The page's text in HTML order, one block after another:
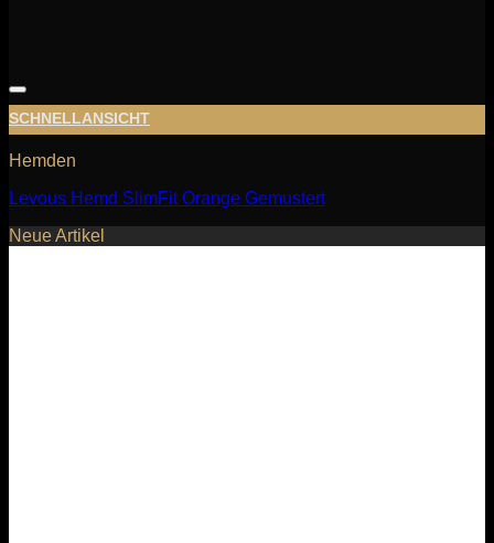
SCHNELLANSICHT
Hemden
Levous Hemd SlimFit Orange Gemustert
Neue Artikel